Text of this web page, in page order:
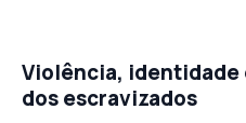
Violência, identidade
dos escravizados